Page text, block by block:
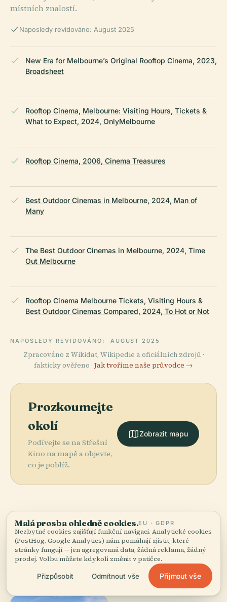
místních znalostí.
Naposledy revidováno: August 2025
New Era for Melbourne’s Original Rooftop Cinema, 2023,
Broadsheet
Rooftop Cinema, Melbourne: Visiting Hours, Tickets &
What to Expect, 2024, OnlyMelbourne
Rooftop Cinema, 2006, Cinema Treasures
Best Outdoor Cinemas in Melbourne, 2024, Man of
Many
The Best Outdoor Cinemas in Melbourne, 2024, Time
Out Melbourne
Rooftop Cinema Melbourne Tickets, Visiting Hours &
Best Outdoor Cinemas Compared, 2024, To Hot or Not
NAPOSLEDY REVIDOVÁNO: AUGUST 2025
Zpracováno z Wikidat, Wikipedie a oficiálních zdrojů ·
fakticky ověřeno · Jak tvoříme naše průvodce →
Prozkoumejte
okolí
Podívejte se na Střešní
Kino na mapě a objevte,
co je poblíž.
Zobrazit mapu
More inMelbourne.
98 míst k objevení — pár, která stojí za to spojit
Malá prosba ohledně cookies.EU · GDPR
Nezbytné cookies zajišťují funkční navigaci. Analytické cookies
(PostHog, Google Analytics) nám pomáhají zjistit, které
stránky fungují — jen agregovaná data, žádná reklama, žádný
prodej. Volbu můžete kdykoli změnit v patičce.
Přizpůsobit Odmítnout vše Přijmout vše